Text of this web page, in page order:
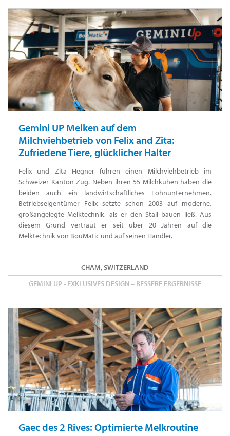
Gemini UP Melken auf dem
Milchviehbetrieb von Felix and Zita:
Zufriedene Tiere, glücklicher Halter
Felix und Zita Hegner führen einen Milchviehbetrieb im
Schweizer Kanton Zug. Neben ihren 55 Milchkühen haben die
beiden auch ein landwirtschaftliches Lohnunternehmen.
Betriebseigentümer Felix setzte schon 2003 auf moderne,
großangelegte Melktechnik, als er den Stall bauen ließ. Aus
diesem Grund vertraut er seit über 20 Jahren auf die
Melktechnik von BouMatic und auf seinen Händler.
CHAM, SWITZERLAND
GEMINI UP - EXKLUSIVES DESIGN – BESSERE ERGEBNISSE
Gaec des 2 Rives: Optimierte Melkroutine